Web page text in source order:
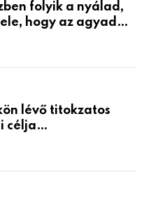
folyik a nyálad,
hogy az agyad…
lévő titokzatos
célja…